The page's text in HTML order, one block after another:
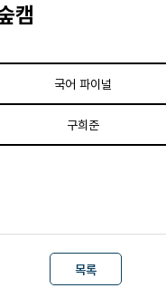
캠
국어 파이널
구희준
목록